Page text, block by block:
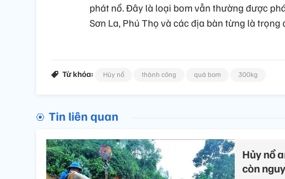
phát nổ. Đây là loại bom vẫn thường được
Sơn La, Phú Thọ và các địa bàn từng là
Từ khóa: Hủy nổ thành công quả bom 300kg
Tin liên quan
Hủy nổ
còn